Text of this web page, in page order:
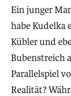
Ein junger
habe Kudelka
Kübler und
Bubenstreich
Parallelspiel
Realität?